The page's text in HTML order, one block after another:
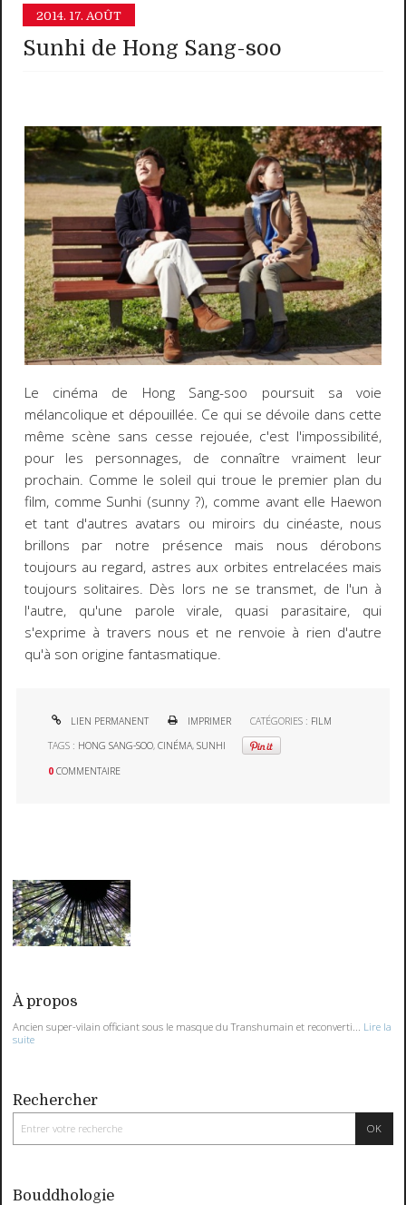
2014. 17. AOÛT
Sunhi de Hong Sang-soo
Le cinéma de Hong Sang-soo poursuit sa voie
mélancolique et dépouillée. Ce qui se dévoile dans cette
même scène sans cesse rejouée, c'est l'impossibilité,
pour les personnages, de connaître vraiment leur
prochain. Comme le soleil qui troue le premier plan du
film, comme Sunhi (sunny ?), comme avant elle Haewon
et tant d'autres avatars ou miroirs du cinéaste, nous
brillons par notre présence mais nous dérobons
toujours au regard, astres aux orbites entrelacées mais
toujours solitaires. Dès lors ne se transmet, de l'un à
l'autre, qu'une parole virale, quasi parasitaire, qui
s'exprime à travers nous et ne renvoie à rien d'autre
qu'à son origine fantasmatique.
LIEN PERMANENT IMPRIMER CATÉGORIES : FILM
TAGS : HONG SANG-SOO,CINÉMA,SUNHI
0 COMMENTAIRE
À propos
Ancien super-vilain officiant sous le masque du Transhumain et reconverti...
Lire la
suite
Rechercher
Bouddhologie